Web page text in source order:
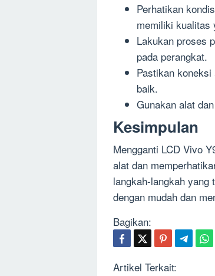
Perhatikan
memiliki kualitas
Lakukan proses
pada perangkat.
Pastikan koneksi
baik.
Gunakan alat
Kesimpulan
Mengganti LCD Vivo
alat dan
langkah-langkah yang
dengan mudah dan
Bagikan:
Artikel Terkait: